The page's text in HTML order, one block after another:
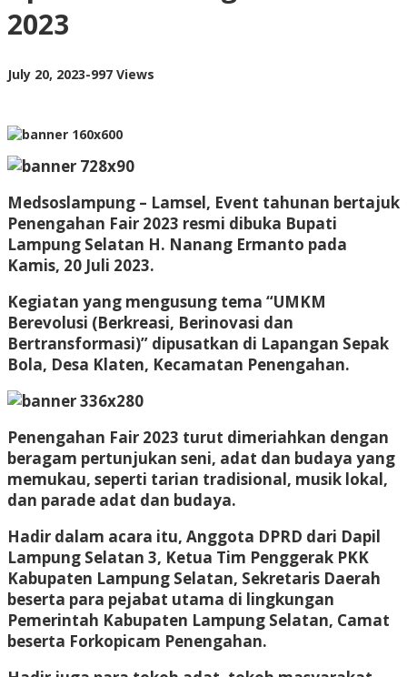
2023
July 20, 2023by
-997 Views
Medsoslampung – Lamsel, Event tahunan bertajuk
Penengahan Fair 2023 resmi dibuka Bupati
Lampung Selatan H. Nanang Ermanto pada
Kamis, 20 Juli 2023.
Kegiatan yang mengusung tema “UMKM
Berevolusi (Berkreasi, Berinovasi dan
Bertransformasi)” dipusatkan di Lapangan Sepak
Bola, Desa Klaten, Kecamatan Penengahan.
Penengahan Fair 2023 turut dimeriahkan dengan
beragam pertunjukan seni, adat dan budaya yang
memukau, seperti tarian tradisional, musik lokal,
dan parade adat dan budaya.
Hadir dalam acara itu, Anggota DPRD dari Dapil
Lampung Selatan 3, Ketua Tim Penggerak PKK
Kabupaten Lampung Selatan, Sekretaris Daerah
beserta para pejabat utama di lingkungan
Pemerintah Kabupaten Lampung Selatan, Camat
beserta Forkopicam Penengahan.